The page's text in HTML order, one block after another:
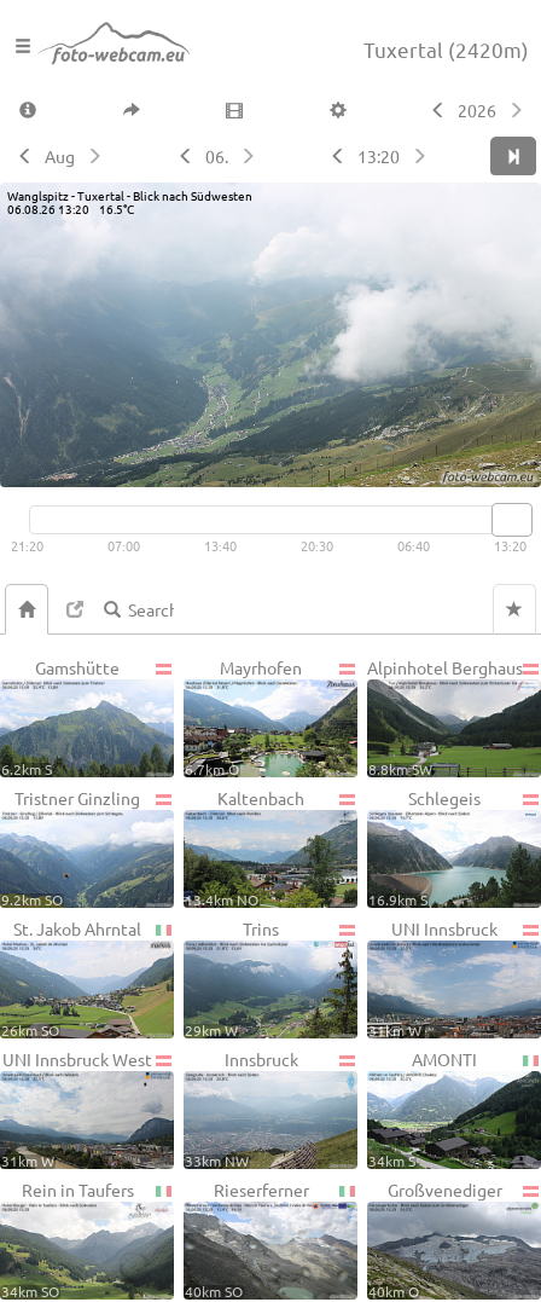
Tuxertal (2420m)
2026
Aug 06. 13:20
Wanglspitz - Tuxertal - Blick nach Südwesten
06.08.26 13:20 16.5°C
Live video available → View
21:20 07:00 13:40 20:30 06:40 13:20
Gamshütte
6.2km S
Mayrhofen
6.7km O
Alpinhotel Berghaus
8.8km SW
Tristner Ginzling
9.2km SO
Kaltenbach
13.4km NO
Schlegeis
16.9km S
St. Jakob Ahrntal
26km SO
Trins
29km W
UNI Innsbruck
31km W
UNI Innsbruck West
31km W
Innsbruck
33km NW
AMONTI
34km S
Rein in Taufers
34km SO
Rieserferner
40km SO
Großvenediger
40km O